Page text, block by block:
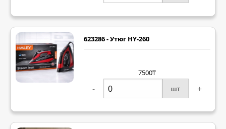
623286 - Утюг HY-260
7500₸
- шт +